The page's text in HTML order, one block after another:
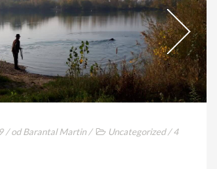
/ odBarantal Martin/ Uncategorized/4